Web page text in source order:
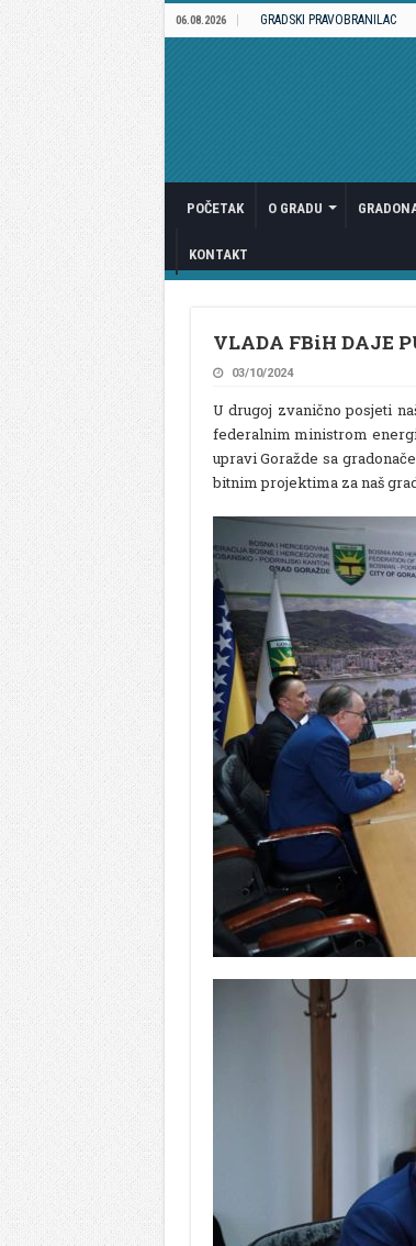
06.08.2026 GRADSKI PRAVOBRANILAC
POČETAK O GRADU
KONTAKT
VLADA FBiH DAJE
03/10/2024
U drugoj zvanično posjeti
federalnim ministrom
upravi Goražde sa
bitnim projektima za naš